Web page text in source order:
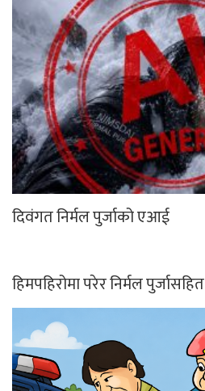
दिवंगत निर्मल पुर्जाको एआई
हिमपहिरोमा परेर निर्मल पुर्जासहित